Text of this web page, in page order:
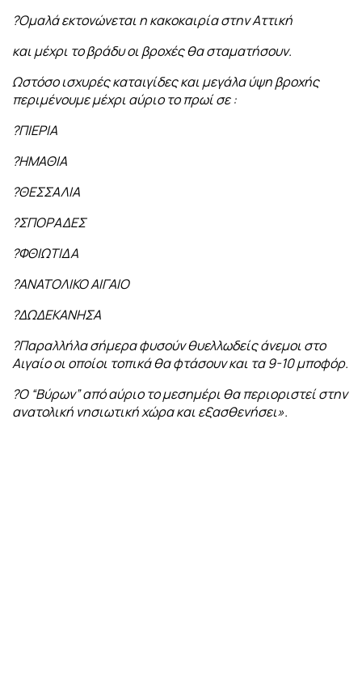
?Ομαλά εκτονώνεται η κακοκαιρία στην Αττική
και μέχρι το βράδυ οι βροχές θα σταματήσουν.
Ωστόσο ισχυρές καταιγίδες και μεγάλα ύψη βροχής
περιμένουμε μέχρι αύριο το πρωί σε :
?ΠΙΕΡΙΑ
?ΗΜΑΘΙΑ
?ΘΕΣΣΑΛΙΑ
?ΣΠΟΡΑΔΕΣ
?ΦΘΙΩΤΙΔΑ
?ΑΝΑΤΟΛΙΚΟ ΑΙΓΑΙΟ
?ΔΩΔΕΚΑΝΗΣΑ
?️Παραλλήλα σήμερα φυσούν θυελλωδείς άνεμοι στο
Αιγαίο οι οποίοι τοπικά θα φτάσουν και τα 9-10 μποφόρ.
?Ο “Βύρων” από αύριο το μεσημέρι θα περιοριστεί στην
ανατολική νησιωτική χώρα και εξασθενήσει».